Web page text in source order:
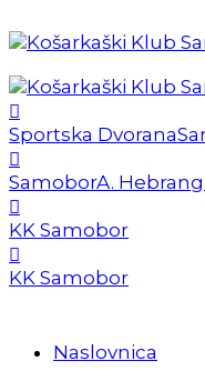
Sportska Dvorana
SamoborA.
KK Samobor
KK Samobor
Naslovnica